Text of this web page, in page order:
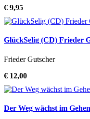
€ 9,95
GlückSelig (CD) Frieder
Frieder Gutscher
€ 12,00
Der Weg wächst im